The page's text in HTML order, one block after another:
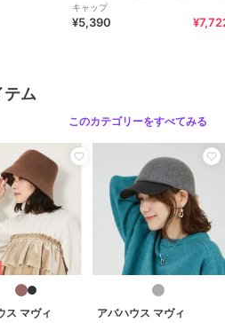
キャップ
¥5,390
テム
このカテゴリーをすべてみる
ス マヴィ アバハウス マヴィ